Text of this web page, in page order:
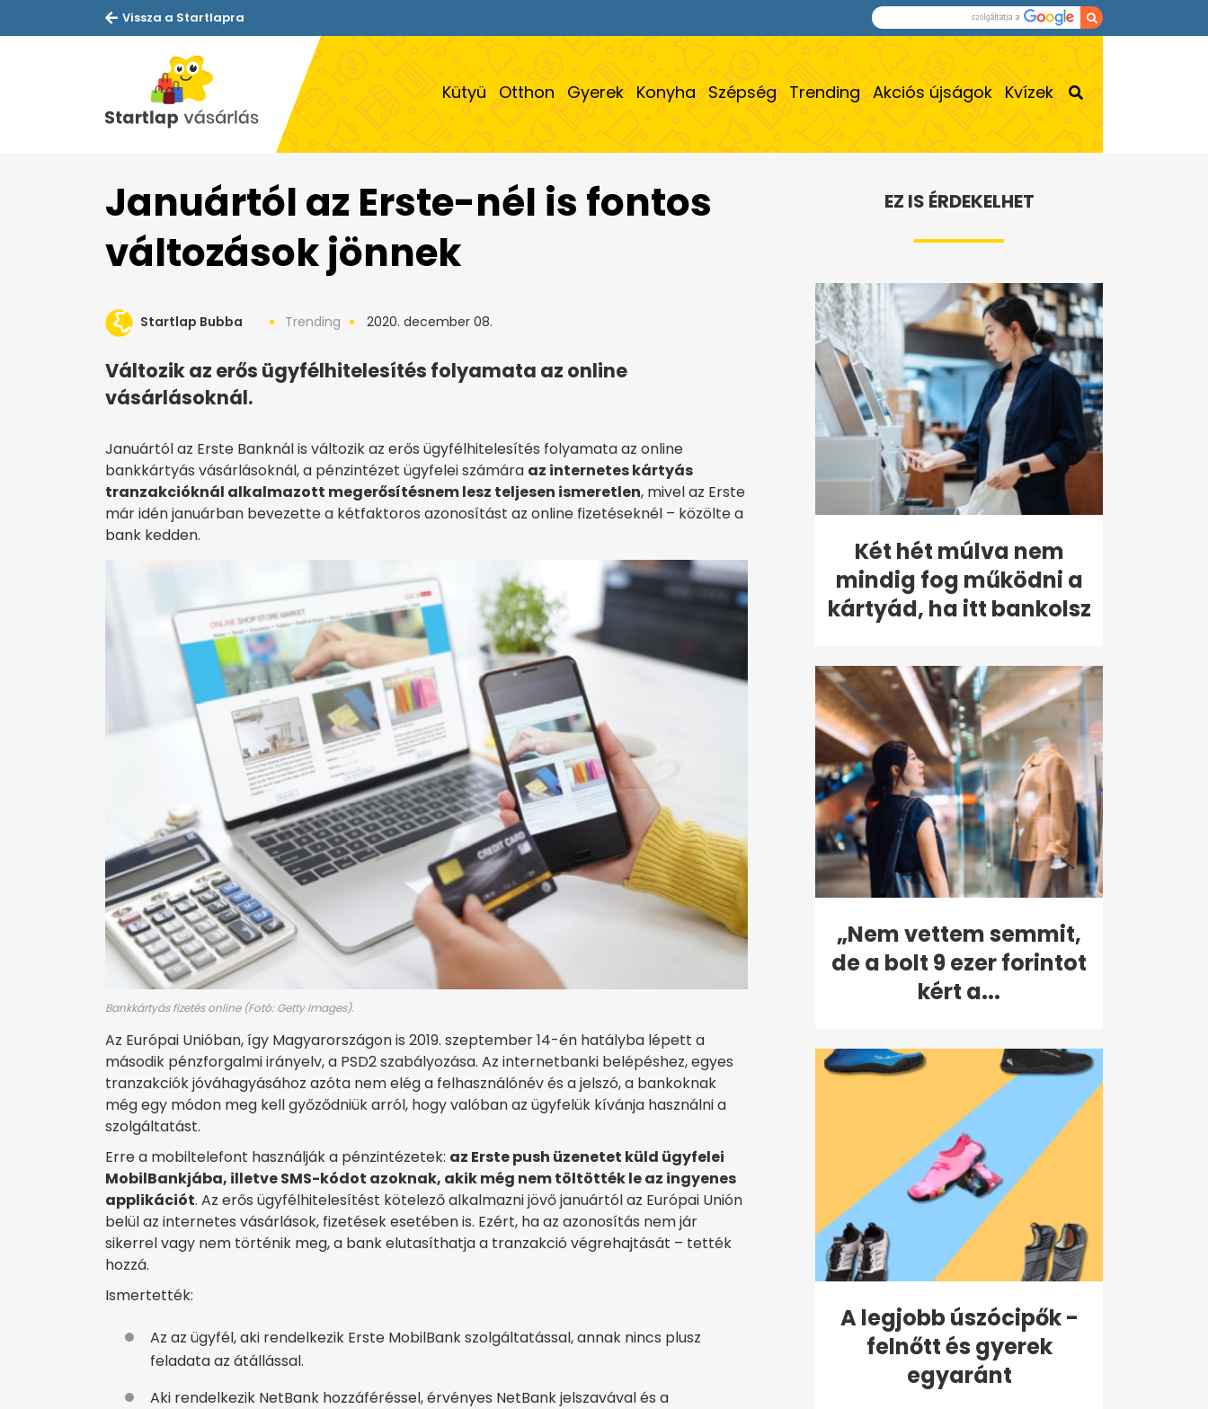
Vissza a Startlapra
Kütyü Otthon Gyerek Konyha Szépség Trending Akciós újságok Kvízek
Januártól az Erste-nél is fontos
változások jönnek
Startlap Bubba Trending 2020. december 08.
Változik az erős ügyfélhitelesítés folyamata az online
vásárlásoknál.
Januártól az Erste Banknál is változik az erős ügyfélhitelesítés folyamata az online
bankkártyás vásárlásoknál, a pénzintézet ügyfelei számára az internetes kártyás
tranzakcióknál alkalmazott megerősítésnem lesz teljesen ismeretlen, mivel az Erste
már idén januárban bevezette a kétfaktoros azonosítást az online fizetéseknél – közölte a
bank kedden.
Bankkártyás fizetés online (Fotó: Getty Images).
Az Európai Unióban, így Magyarországon is 2019. szeptember 14-én hatályba lépett a
második pénzforgalmi irányelv, a PSD2 szabályozása. Az internetbanki belépéshez, egyes
tranzakciók jóváhagyásához azóta nem elég a felhasználónév és a jelszó, a bankoknak
még egy módon meg kell győződniük arról, hogy valóban az ügyfelük kívánja használni a
szolgáltatást.
Erre a mobiltelefont használják a pénzintézetek: az Erste push üzenetet küld ügyfelei
MobilBankjába, illetve SMS-kódot azoknak, akik még nem töltötték le az ingyenes
applikációt. Az erős ügyfélhitelesítést kötelező alkalmazni jövő januártól az Európai Unión
belül az internetes vásárlások, fizetések esetében is. Ezért, ha az azonosítás nem jár
sikerrel vagy nem történik meg, a bank elutasíthatja a tranzakció végrehajtását – tették
hozzá.
Ismertették:
Az az ügyfél, aki rendelkezik Erste MobilBank szolgáltatással, annak nincs plusz
feladata az átállással.
Aki rendelkezik NetBank hozzáféréssel, érvényes NetBank jelszavával és a
EZ IS ÉRDEKELHET
Két hét múlva nem
mindig fog működni a
kártyád, ha itt bankolsz
„Nem vettem semmit,
de a bolt 9 ezer forintot
kért a...
A legjobb úszócipők -
felnőtt és gyerek
egyaránt